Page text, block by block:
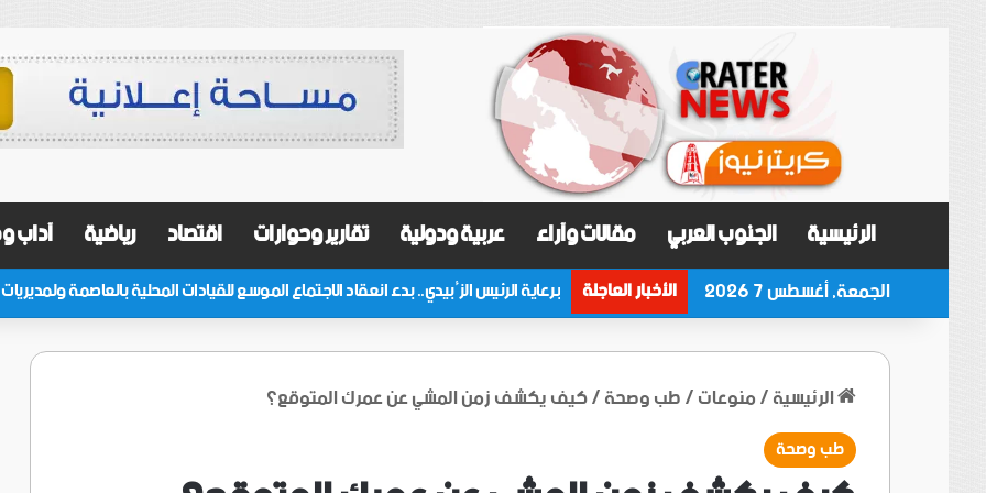
الرئيسية الجنوب العربي مقالات وآراء عربية ودولية تقارير وحوارات اقتصاد رياضية آداب
الجمعة, أغسطس 7 2026 الأخبار العاجلة
الرئيسية/منوعات/طب وصحة/كيف يكشف زمن المشي عن عمرك المتوقع؟
طب وصحة